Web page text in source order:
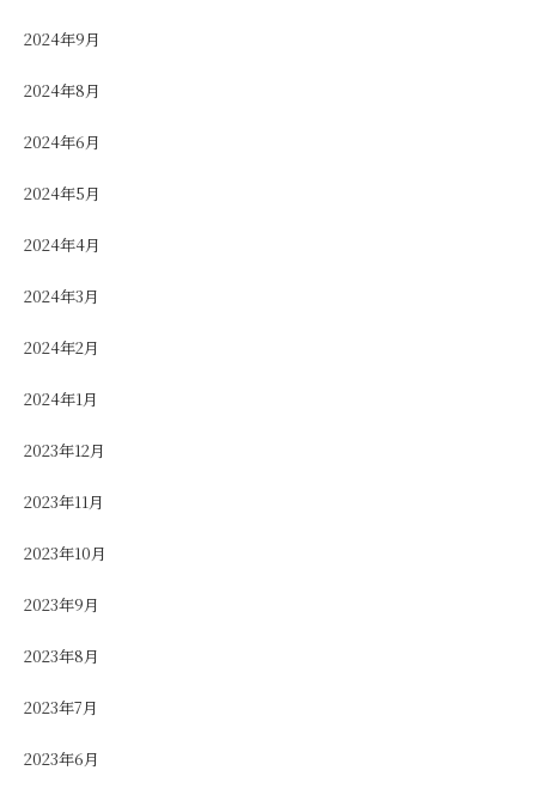
2024年9月
2024年8月
2024年6月
2024年5月
2024年4月
2024年3月
2024年2月
2024年1月
2023年12月
2023年11月
2023年10月
2023年9月
2023年8月
2023年7月
2023年6月